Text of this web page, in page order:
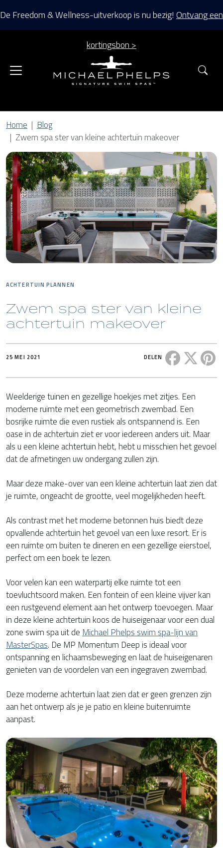
De Freedom & Wellness-uitverkoop is nu bezig! Ontvang een
kortingsbon >
Home
Blog
Zwem spa ster van kleine achtertuin makeover
ACHTERTUIN PLANNEN
Zwem spa ster van kleine
achtertuin makeover
25 MEI 2021 DELEN Deel ditDeel
Weelderige tuinen en gezellige hoekjes met zitjes. Een
moderne ruimte met een geometrisch zwembad. Een
bosrijke ruimte die even rustiek als ontspannend is. Een
oase in de achtertuin ziet er voor iedereen anders uit. Maar
als u een kleine achtertuin hebt, hebt u misschien het gevoel
dat de afmetingen uw ondergang zullen zijn.
Maar deze make-over van een kleine achtertuin laat zien dat
je ruimte, ongeacht de grootte, veel mogelijkheden heeft.
Als contrast met het moderne betonnen huis biedt deze
opvallende achtertuin het gevoel van een luxe resort. Er is
een ruimte om buiten te dineren en een gezellige eierstoel,
perfect om een boek te lezen.
Voor velen kan een waterpartij elke ruimte tot een
toevluchtsoord maken. Een fontein of een kleine vijver kan
een rustgevend element aan het ontwerp toevoegen. Maar
in deze kleine achtertuin koos de huiseigenaar voor een dual
zone swim spa uit de Michael Phelps swim spa-lijn van
MasterSpas. De MP Momentum Deep is ideaal voor
ontspanning en lichaamsbeweging en laat de huiseigenaren
genieten van de voordelen van een ingegraven zwembad.
Deze moderne achtertuin laat zien dat er geen grenzen zijn
aan het ontwerp als je je patio en kleine buitenruimte
aanpast.